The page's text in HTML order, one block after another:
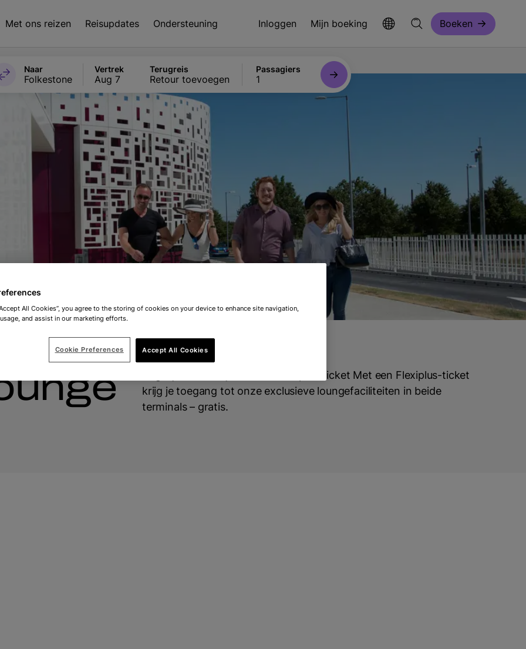
Met ons reizen Reisupdates Ondersteuning Inloggen Mijn boeking Boeken
Naar
Folkestone
Vertrek
Aug 7
Terugreis
Retour toevoegen
Passagiers
1
Begin je reis in stijl met een Flexiplus-ticket Met een Flexiplus-ticket
krijg je toegang tot onze exclusieve loungefaciliteiten in beide
terminals – gratis.
All Cookies”, you agree to the storing of cookies on your device to enhance site navigation,
and assist in our marketing efforts.
Accept All Cookies
Cookie Preferences